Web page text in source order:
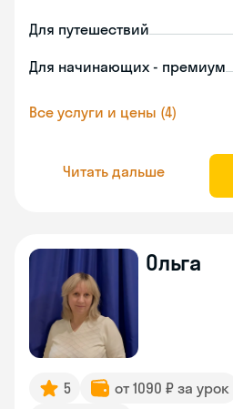
Для путешествий
Для начинающих - премиум
Все услуги и цены (4)
Читать дальше
Ольга
5 от 1090 ₽ за урок